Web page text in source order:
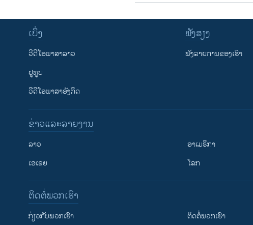
ເບິ່ງ
ວີດີໂອພາສາລາວ
ຢູທູບ
ວີດີໂອພາສາອັງກິດ
ຟັງສຽງ
ຟັງລາຍການຂອງເຮົາ
ຂ່າວແລະລາຍງານ
ລາວ
ເອເຊຍ
ອາເມຣິກາ
ໂລກ
ຕິດຕໍ່ພວກເຮົາ
ກ່ຽວກັບພວກເຮົາ ຕິດຕໍ່ພວກເຮົາ